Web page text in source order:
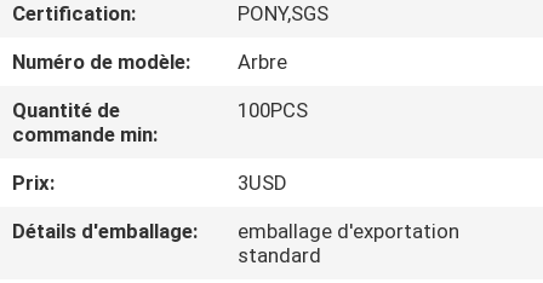
DE
NOUS
VISITE
DE
L'USINE
Certification:
PONY,SGS
Numéro de modèle:
Arbre
Quantité de
commande min:
100PCS
Prix:
3USD
Détails d'emballage:
emballage d'exportation
standard